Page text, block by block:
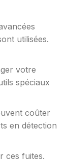
utilisées.
votre
spéciaux
coûter
en détection
ces fuites.